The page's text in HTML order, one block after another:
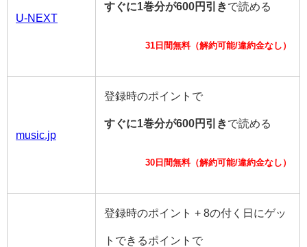
U-NEXT
すぐに1巻分が600円引きで読める
31日間無料（解約可能/違約金なし）
music.jp
登録時のポイントで
すぐに1巻分が600円引きで読める
30日間無料（解約可能/違約金なし）
登録時のポイント + 8の付く日にゲッ
トできるポイントで